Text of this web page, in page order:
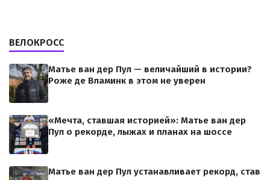
ВЕЛОКРОСС
Матье ван дер Пул — величайший в истории?
Роже де Вламинк в этом не уверен
«Мечта, ставшая историей»: Матье ван дер
Пул о рекорде, лыжах и планах на шоссе
Матье ван дер Пул устанавливает рекорд, став